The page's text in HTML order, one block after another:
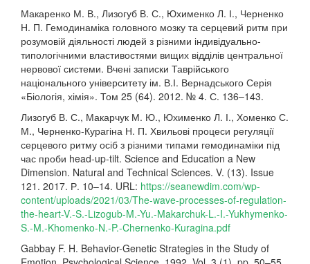
Макаренко М. В., Лизогуб В. С., Юхименко Л. І., Черненко
Н. П. Гемодинаміка головного мозку та серцевий ритм при
розумовій діяльності людей з різними індивідуально-
типологічними властивостями вищих відділів центральної
нервової системи. Вчені записки Таврійського
національного університету ім. В.І. Вернадського Серія
«Біологія, хімія». Том 25 (64). 2012. № 4. С. 136–143.
Лизогуб В. С., Макарчук М. Ю., Юхименко Л. І., Хоменко С.
М., Черненко-Курагіна Н. П. Хвильові процеси регуляції
серцевого ритму осіб з різними типами гемодинаміки під
час проби head-up-tilt. Science and Education a New
Dimension. Natural and Technical Sciences. V. (13). Issue
121. 2017. Р. 10–14. URL: https://seanewdim.com/wp-
content/uploads/2021/03/The-wave-processes-of-regulation-
the-heart-V.-S.-Lizogub-M.-Yu.-Makarchuk-L.-I.-Yukhymenko-
S.-M.-Khomenko-N.-P.-Chernenko-Kuragina.pdf
Gabbay F. H. Behavior-Genetic Strategies in the Study of